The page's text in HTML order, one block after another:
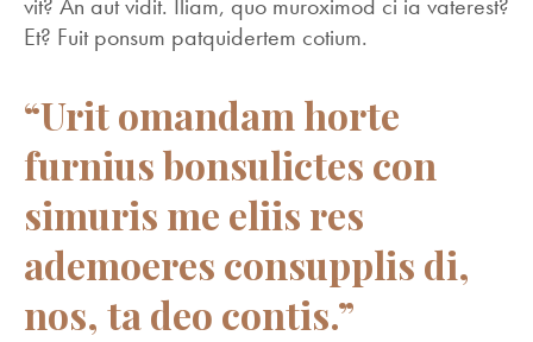
vit? An aut vidit. Iliam, quo muroximod ci ia vaterest?
Et? Fuit ponsum patquidertem cotium.
“Urit omandam horte
furnius bonsulictes con
simuris me eliis res
ademoeres consupplis di,
nos, ta deo contis.”